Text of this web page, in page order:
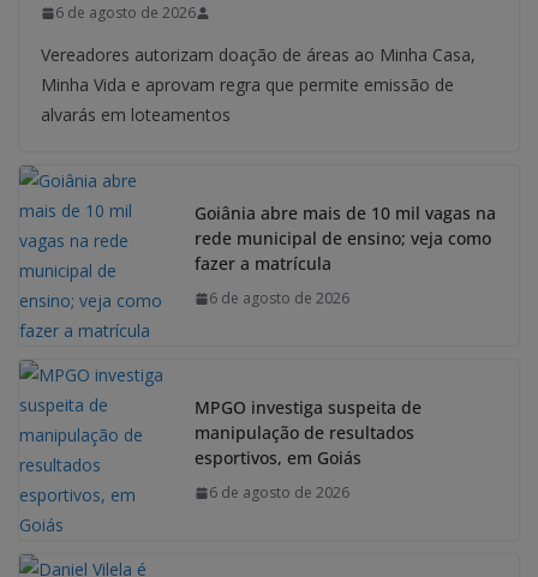
6 de agosto de 2026
Vereadores autorizam doação de áreas ao Minha Casa,
Minha Vida e aprovam regra que permite emissão de
alvarás em loteamentos
Goiânia abre mais de 10 mil vagas na
rede municipal de ensino; veja como
fazer a matrícula
6 de agosto de 2026
MPGO investiga suspeita de
manipulação de resultados
esportivos, em Goiás
6 de agosto de 2026